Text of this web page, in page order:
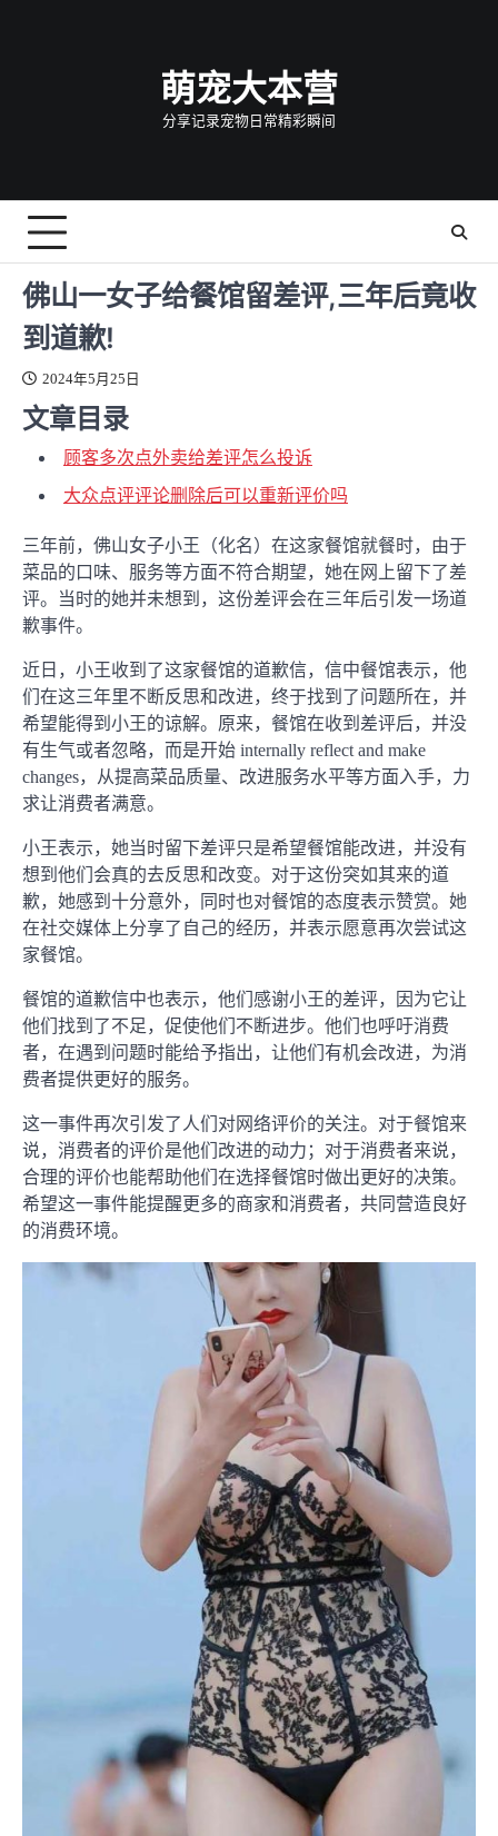
萌宠大本营
分享记录宠物日常精彩瞬间
佛山一女子给餐馆留差评,三年后竟收
到道歉!
2024年5月25日
文章目录
顾客多次点外卖给差评怎么投诉
大众点评评论删除后可以重新评价吗
三年前，佛山女子小王（化名）在这家餐馆就餐时，由于
菜品的口味、服务等方面不符合期望，她在网上留下了差
评。当时的她并未想到，这份差评会在三年后引发一场道
歉事件。
近日，小王收到了这家餐馆的道歉信，信中餐馆表示，他
们在这三年里不断反思和改进，终于找到了问题所在，并
希望能得到小王的谅解。原来，餐馆在收到差评后，并没
有生气或者忽略，而是开始 internally reflect and make
changes，从提高菜品质量、改进服务水平等方面入手，力
求让消费者满意。
小王表示，她当时留下差评只是希望餐馆能改进，并没有
想到他们会真的去反思和改变。对于这份突如其来的道
歉，她感到十分意外，同时也对餐馆的态度表示赞赏。她
在社交媒体上分享了自己的经历，并表示愿意再次尝试这
家餐馆。
餐馆的道歉信中也表示，他们感谢小王的差评，因为它让
他们找到了不足，促使他们不断进步。他们也呼吁消费
者，在遇到问题时能给予指出，让他们有机会改进，为消
费者提供更好的服务。
这一事件再次引发了人们对网络评价的关注。对于餐馆来
说，消费者的评价是他们改进的动力；对于消费者来说，
合理的评价也能帮助他们在选择餐馆时做出更好的决策。
希望这一事件能提醒更多的商家和消费者，共同营造良好
的消费环境。